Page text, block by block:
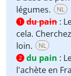
légumes.
NL
1 du pain :
cela.
loin.
NL
2 du pain :
l'achète en